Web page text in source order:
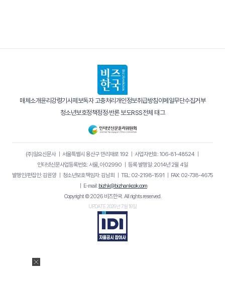
매체소개윤리강령기사제보독자 고충처리 개인정보취급방침이메일무단수집거부
청소년보호정책정정·반론 보도RSS전체 태그
(주)일요신문사｜ 서울특별시 용산구 만리재로 192｜ 사업자번호: 106-81-48524｜
인터넷신문사업등록번호: 서울, 아02990
등록·발행일: 2014년 2월 4일
발행인/편집인: 김원양｜ 청소년보호책임자: 김남희 TEL: 02-2198-1591
FAX: 02-738-4675
E-mail: bizhk@bizhankook.com
Copyright © 2026 비즈한국. All rights reserved.
UPDATE 2026년 7월 16일